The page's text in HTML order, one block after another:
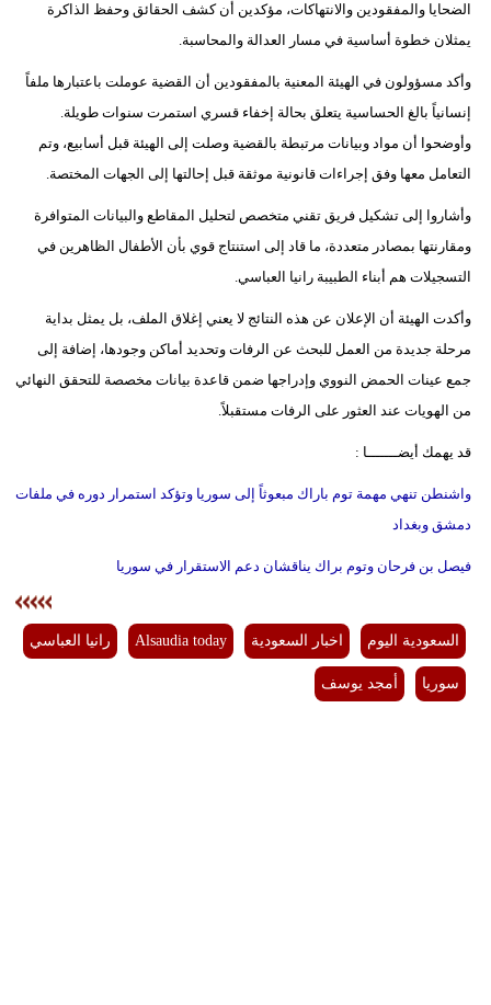
الضحايا والمفقودين والانتهاكات، مؤكدين أن كشف الحقائق وحفظ الذاكرة
يمثلان خطوة أساسية في مسار العدالة والمحاسبة.
وأكد مسؤولون في الهيئة المعنية بالمفقودين أن القضية عوملت باعتبارها ملفاً
إنسانياً بالغ الحساسية يتعلق بحالة إخفاء قسري استمرت سنوات طويلة.
وأوضحوا أن مواد وبيانات مرتبطة بالقضية وصلت إلى الهيئة قبل أسابيع، وتم
التعامل معها وفق إجراءات قانونية موثقة قبل إحالتها إلى الجهات المختصة.
وأشاروا إلى تشكيل فريق تقني متخصص لتحليل المقاطع والبيانات المتوافرة
ومقارنتها بمصادر متعددة، ما قاد إلى استنتاج قوي بأن الأطفال الظاهرين في
التسجيلات هم أبناء الطبيبة رانيا العباسي.
وأكدت الهيئة أن الإعلان عن هذه النتائج لا يعني إغلاق الملف، بل يمثل بداية
مرحلة جديدة من العمل للبحث عن الرفات وتحديد أماكن وجودها، إضافة إلى
جمع عينات الحمض النووي وإدراجها ضمن قاعدة بيانات مخصصة للتحقق النهائي
من الهويات عند العثور على الرفات مستقبلاً.
قد يهمك أيضـــــــا :
واشنطن تنهي مهمة توم باراك مبعوثاً إلى سوريا وتؤكد استمرار دوره في ملفات
دمشق وبغداد
فيصل بن فرحان وتوم براك يناقشان دعم الاستقرار في سوريا
السعودية اليوم اخبار السعودية Alsaudia today رانيا العباسي
سوريا أمجد يوسف